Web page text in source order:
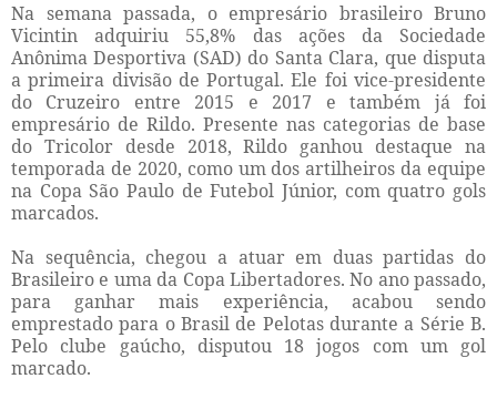
Na semana passada, o empresário brasileiro Bruno
Vicintin adquiriu 55,8% das ações da Sociedade
Anônima Desportiva (SAD) do Santa Clara, que disputa
a primeira divisão de Portugal. Ele foi vice-presidente
do Cruzeiro entre 2015 e 2017 e também já foi
empresário de Rildo. Presente nas categorias de base
do Tricolor desde 2018, Rildo ganhou destaque na
temporada de 2020, como um dos artilheiros da equipe
na Copa São Paulo de Futebol Júnior, com quatro gols
marcados.
Na sequência, chegou a atuar em duas partidas do
Brasileiro e uma da Copa Libertadores. No ano passado,
para ganhar mais experiência, acabou sendo
emprestado para o Brasil de Pelotas durante a Série B.
Pelo clube gaúcho, disputou 18 jogos com um gol
marcado.